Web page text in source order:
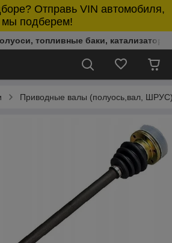
Отправь VIN автомобиля,
мы подберем!
топливные баки,
Приводные валы (полуось,вал,